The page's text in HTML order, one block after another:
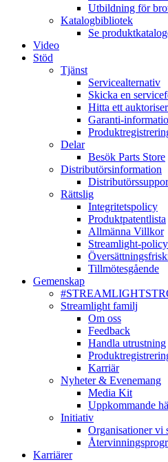
Utbildning för
Katalogbibliotek
Se
Video
Stöd
Tjänst
Servicealternativ
Skicka en
Hitta ett
Garanti-
Delar
Besök Parts Store
Distributörsinformation
Rättslig
Integritetspolicy
Produktpatentlista
Allmänna Villkor
Streamlight-
Tillmötesgående
Gemenskap
Streamlight familj
Om oss
Feedback
Handla utrustning
Karriär
Nyheter & Evenemang
Media Kit
Uppkommande
Initiativ
Organisationer vi
Karriärer